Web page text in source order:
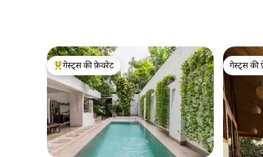
गेस्ट्स का टॉप फ़ेवरेट
गेस्ट्स की फ़ेवरेट
गेस्ट्स की
गेस्ट्स की